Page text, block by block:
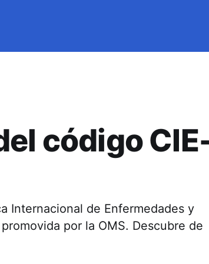
código
Internacional de Enfermedades y
por la OMS. Descubre de